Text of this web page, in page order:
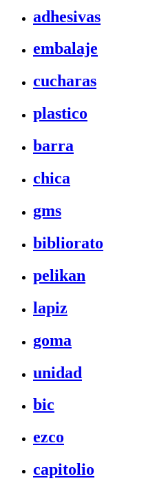
adhesivas
embalaje
cucharas
plastico
barra
chica
gms
bibliorato
pelikan
lapiz
goma
unidad
bic
ezco
capitolio